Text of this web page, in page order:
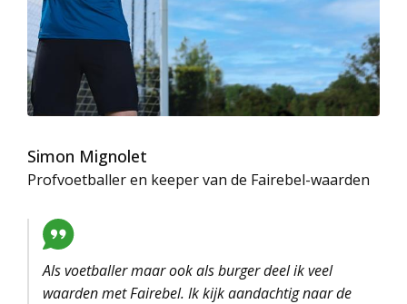
Simon Mignolet
Profvoetballer en keeper van de Fairebel-waarden
Als voetballer maar ook als burger deel ik veel
waarden met Fairebel. Ik kijk aandachtig naar de